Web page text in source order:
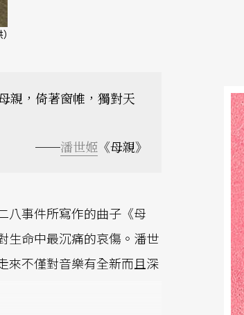
親，倚著窗帷，獨對天
──潘世姬 《母親》
八事件所寫作的曲子《母
生命中最沉痛的哀傷。潘世
來不僅對音樂有全新而且深